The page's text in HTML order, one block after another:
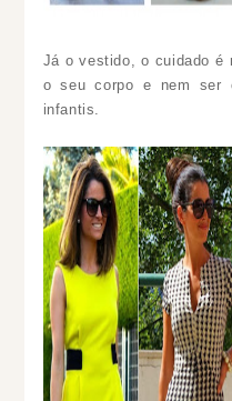
Já o vestido, o cuidado é
o seu corpo e nem ser
infantis.